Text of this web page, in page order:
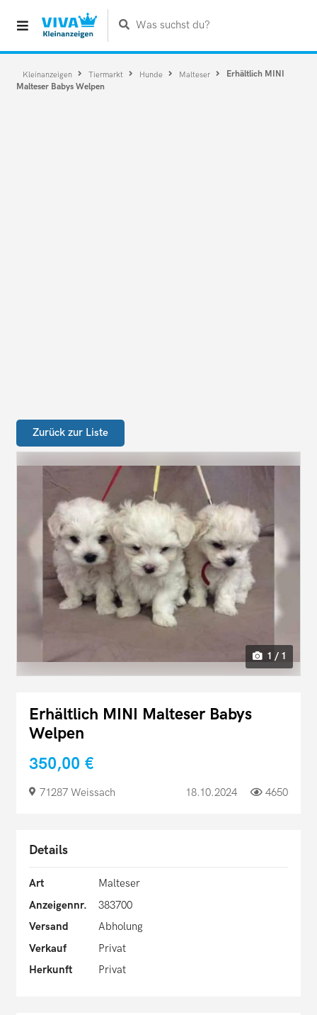
Was suchst du?
Kleinanzeigen Tiermarkt Hunde Malteser
Erhältlich MINI
Malteser Babys Welpen
Zurück zur Liste
1 / 1
Erhältlich MINI Malteser Babys
Welpen
350,00 €
71287 Weissach 18.10.2024 4650
Details
Art
Malteser
Anzeigennr.
383700
Versand
Abholung
Verkauf
Privat
Herkunft
Privat